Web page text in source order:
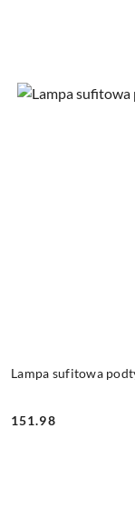
Lampa sufitowa
Cena:
151.98